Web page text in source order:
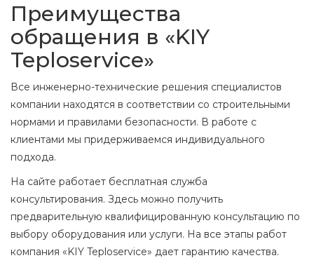
Преимущества
обращения в «KIY
Teploservice»
Все инженерно-технические решения специалистов
компании находятся в соответствии со строительными
нормами и правилами безопасности. В работе с
клиентами мы придерживаемся индивидуального
подхода.
На сайте работает бесплатная служба
консультирования. Здесь можно получить
предварительную квалифицированную консультацию по
выбору оборудования или услуги. На все этапы работ
компания «KIY Teploservice» дает гарантию качества.